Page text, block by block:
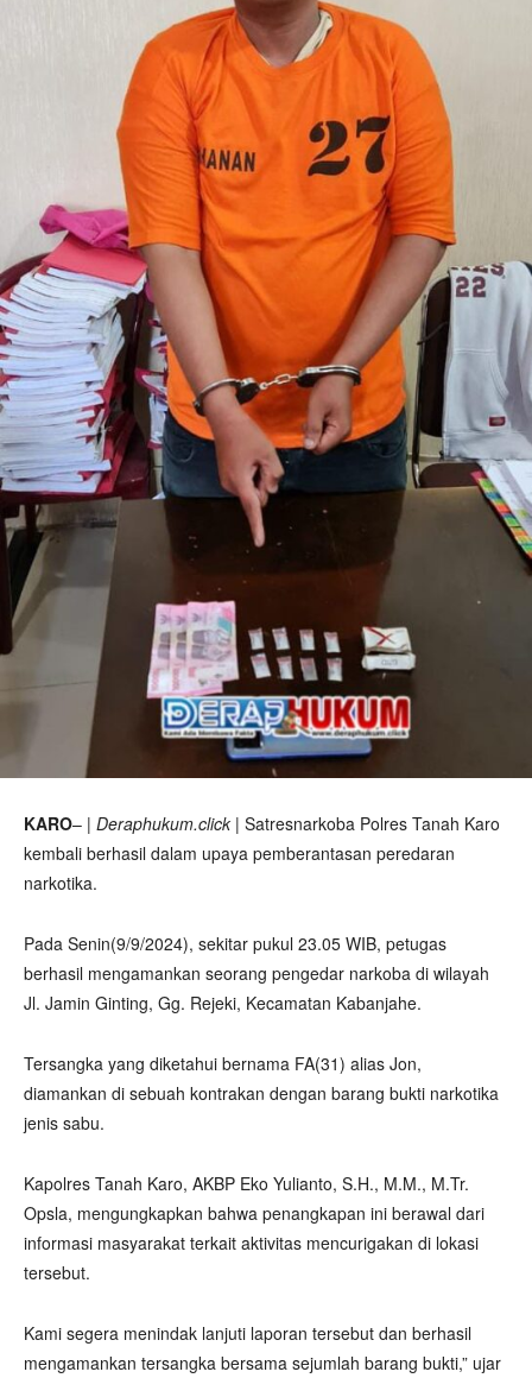
KARO– | Deraphukum.click | Satresnarkoba Polres Tanah Karo
kembali berhasil dalam upaya pemberantasan peredaran
narkotika.
Pada Senin(9/9/2024), sekitar pukul 23.05 WIB, petugas
berhasil mengamankan seorang pengedar narkoba di wilayah
Jl. Jamin Ginting, Gg. Rejeki, Kecamatan Kabanjahe.
Tersangka yang diketahui bernama FA(31) alias Jon,
diamankan di sebuah kontrakan dengan barang bukti narkotika
jenis sabu.
Kapolres Tanah Karo, AKBP Eko Yulianto, S.H., M.M., M.Tr.
Opsla, mengungkapkan bahwa penangkapan ini berawal dari
informasi masyarakat terkait aktivitas mencurigakan di lokasi
tersebut.
Kami segera menindak lanjuti laporan tersebut dan berhasil
mengamankan tersangka bersama sejumlah barang bukti,” ujar